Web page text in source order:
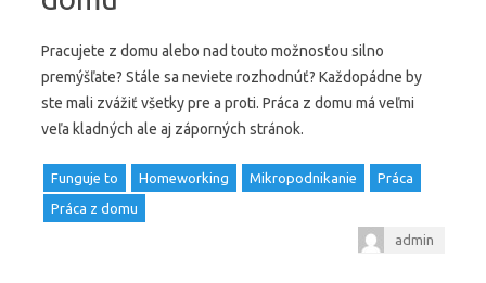
Pracujete z domu alebo nad touto možnosťou silno
premýšľate? Stále sa neviete rozhodnúť? Každopádne by
ste mali zvážiť všetky pre a proti. Práca z domu má veľmi
veľa kladných ale aj záporných stránok.
Funguje to Homeworking Mikropodnikanie
Práca
Práca z domu
admin